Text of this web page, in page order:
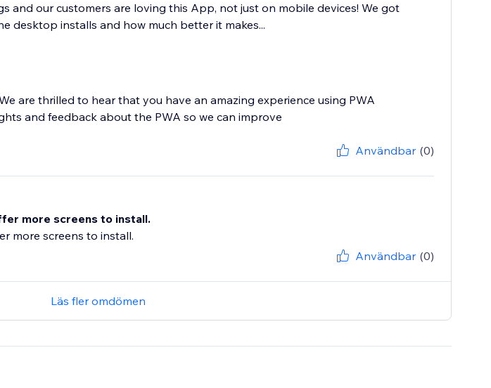
and our customers are loving this App, not just on mobile devices! We got
desktop installs and how much better it makes...
are thrilled to hear that you have an amazing experience using PWA
and feedback about the PWA so we can improve
Användbar (0)
more screens to install.
more screens to install.
Användbar (0)
Läs fler omdömen